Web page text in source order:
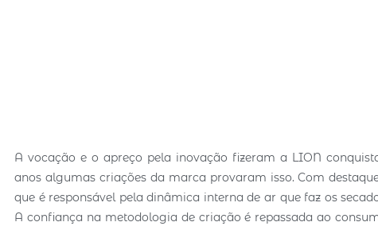
A vocação e o apreço pela inovação fizeram a LION
anos algumas criações da marca provaram isso. Com
que é responsável pela dinâmica interna de ar que faz os
A confiança na metodologia de criação é repassada ao